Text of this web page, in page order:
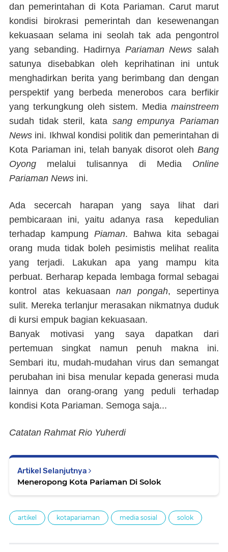
dan pemerintahan di Kota Pariaman. Carut marut
kondisi birokrasi pemerintah dan kesewenangan
kekuasaan selama ini seolah tak ada pengontrol
yang sebanding. Hadirnya Pariaman News salah
satunya disebabkan oleh keprihatinan ini untuk
menghadirkan berita yang berimbang dan dengan
perspektif yang berbeda menerobos cara berfikir
yang terkungkung oleh sistem. Media mainstreem
sudah tidak steril , kata sang empunya Pariaman
News ini. Ikhwal kondisi politik dan pemerintahan di
Kota Pariaman ini, telah banyak disorot oleh Bang
Oyong melalui tulisannya di Media Online
Pariaman News ini.
Ada secercah harapan yang saya lihat dari
pembicaraan ini, yaitu adanya rasa kepedulian
terhadap kampung Piaman. Bahwa kita sebagai
orang muda tidak boleh pesimistis melihat realita
yang terjadi. Lakukan apa yang mampu kita
perbuat. Berharap kepada lembaga formal sebagai
kontrol atas kekuasaannan pongah, sepertinya
sulit. Mereka terlanjur merasakan nikmatnya duduk
di kursi empuk bagian kekuasaan.
Banyak motivasi yang saya dapatkan dari
pertemuan singkat namun penuh makna ini.
Sembari itu, mudah-mudahan virus dan semangat
perubahan ini bisa menular kepada generasi muda
lainnya dan orang-orang yang peduli terhadap
kondisi Kota Pariaman. Semoga saja...
Catatan Rahmat Rio Yuherdi
Artikel Selanjutnya
Meneropong Kota Pariaman Di Solok
artikel kotapariaman media sosial solok